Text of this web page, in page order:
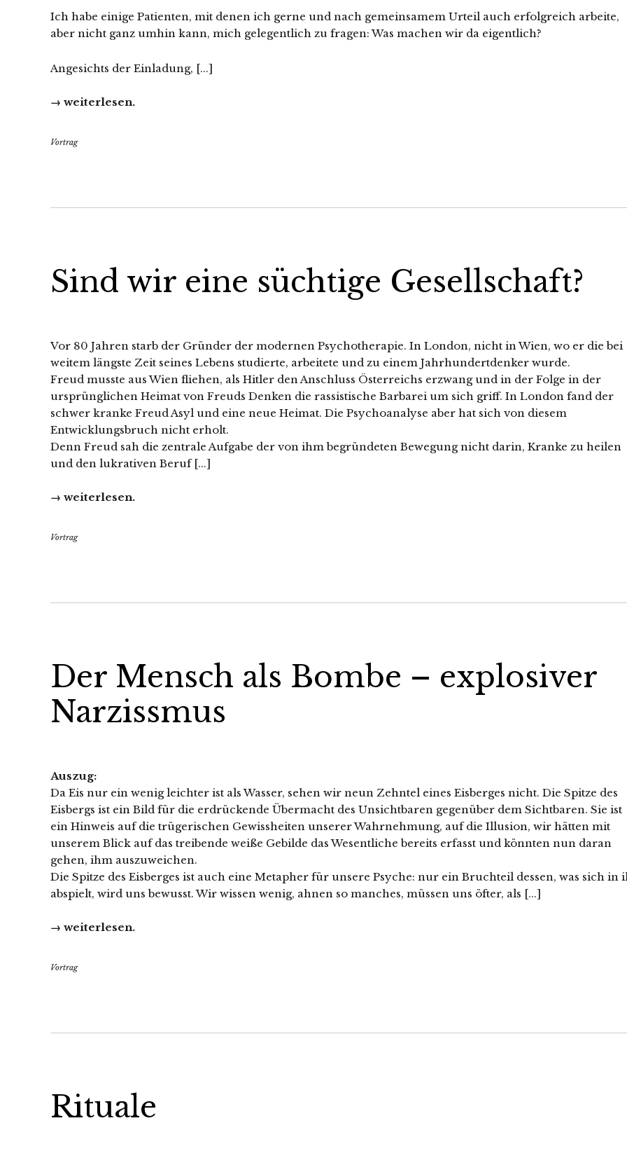
Ich habe einige Patienten, mit denen ich gerne und nach gemeinsamem Urteil auch erfolgreich arbeite,
aber nicht ganz umhin kann, mich gelegentlich zu fragen: Was machen wir da eigentlich?
Angesichts der Einladung, [...]
→ weiterlesen.
Vortrag
Sind wir eine süchtige Gesellschaft?
Vor 80 Jahren starb der Gründer der modernen Psychotherapie. In London, nicht in Wien, wo er die bei
weitem längste Zeit seines Lebens studierte, arbeitete und zu einem Jahrhundertdenker wurde.
Freud musste aus Wien fliehen, als Hitler den Anschluss Österreichs erzwang und in der Folge in der
ursprünglichen Heimat von Freuds Denken die rassistische Barbarei um sich griff. In London fand der
schwer kranke Freud Asyl und eine neue Heimat. Die Psychoanalyse aber hat sich von diesem
Entwicklungsbruch nicht erholt.
Denn Freud sah die zentrale Aufgabe der von ihm begründeten Bewegung nicht darin, Kranke zu heilen
und den lukrativen Beruf [...]
→ weiterlesen.
Vortrag
Der Mensch als Bombe – explosiver
Narzissmus
Auszug:
Da Eis nur ein wenig leichter ist als Wasser, sehen wir neun Zehntel eines Eisberges nicht. Die Spitze des
Eisbergs ist ein Bild für die erdrückende Übermacht des Unsichtbaren gegenüber dem Sichtbaren. Sie ist
ein Hinweis auf die trügerischen Gewissheiten unserer Wahrnehmung, auf die Illusion, wir hätten mit
unserem Blick auf das treibende weiße Gebilde das Wesentliche bereits erfasst und könnten nun daran
gehen, ihm auszuweichen.
Die Spitze des Eisberges ist auch eine Metapher für unsere Psyche: nur ein Bruchteil dessen, was sich in
abspielt, wird uns bewusst. Wir wissen wenig, ahnen so manches, müssen uns öfter, als [...]
→ weiterlesen.
Vortrag
Rituale